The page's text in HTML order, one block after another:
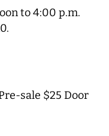
to 4:00 p.m.
sale $25 Door